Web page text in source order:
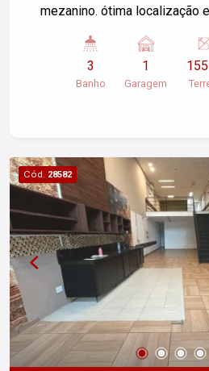
mezanino. ótima localização
3
Banho
1
Garagem
Cód. 28582